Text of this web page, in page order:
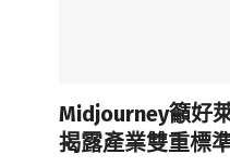
Midjourney籲好
揭露產業雙重標